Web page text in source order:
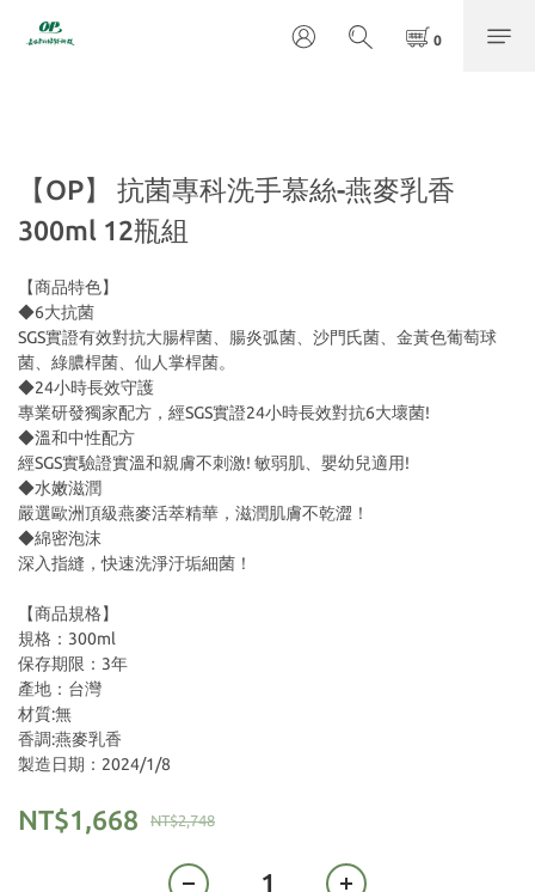
【OP】 抗菌專科洗手慕絲-燕麥乳香
300ml 12瓶組
【商品特色】
◆6大抗菌
SGS實證有效對抗大腸桿菌、腸炎弧菌、沙門氏菌、金黃色葡萄球
菌、綠膿桿菌、仙人掌桿菌。
◆24小時長效守護
專業研發獨家配方，經SGS實證24小時長效對抗6大壞菌!
◆溫和中性配方
經SGS實驗證實溫和親膚不刺激! 敏弱肌、嬰幼兒適用!
◆水嫩滋潤
嚴選歐洲頂級燕麥活萃精華，滋潤肌膚不乾澀！
◆綿密泡沫
深入指縫，快速洗淨汙垢細菌！
【商品規格】
規格：300ml
保存期限：3年
產地：台灣
材質:無
香調:燕麥乳香
製造日期：2024/1/8
NT$2,748
NT$1,668